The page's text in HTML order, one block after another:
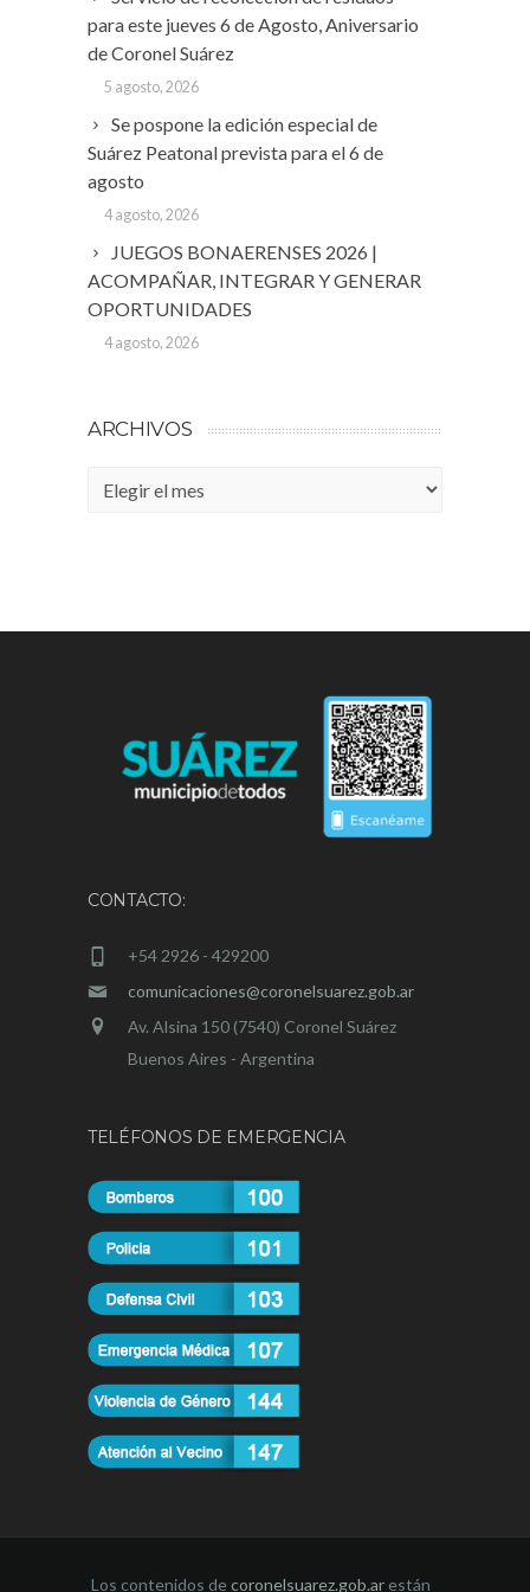
para este jueves 6 de Agosto, Aniversario
de Coronel Suárez
5 agosto, 2026
Se pospone la edición especial de
Suárez Peatonal prevista para el 6 de
agosto
4 agosto, 2026
JUEGOS BONAERENSES 2026 |
ACOMPAÑAR, INTEGRAR Y GENERAR
OPORTUNIDADES
4 agosto, 2026
ARCHIVOS
Archivos
CONTACTO:
+54 2926 - 429200
comunicaciones@coronelsuarez.gob.ar
Av. Alsina 150 (7540) Coronel Suárez
Buenos Aires - Argentina
TELÉFONOS DE EMERGENCIA
Los contenidos decoronelsuarez.gob.ar están